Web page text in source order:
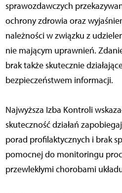
sprawozdawczych
ochrony zdrowia oraz
należności w związku z
nie mającym uprawnień.
brak także skutecznie
bezpieczeństwem informacji.
Najwyższa Izba Kontroli
skuteczność działań
porad profilaktycznych i brak
pomocnej do monitoringu
przewlekłymi chorobami